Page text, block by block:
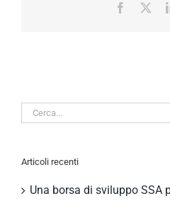
Facebook
Cerca
Articoli recenti
Una borsa di sviluppo SSA